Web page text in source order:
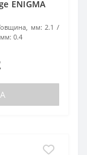
ENIGMA
мм: 2.1
0.4